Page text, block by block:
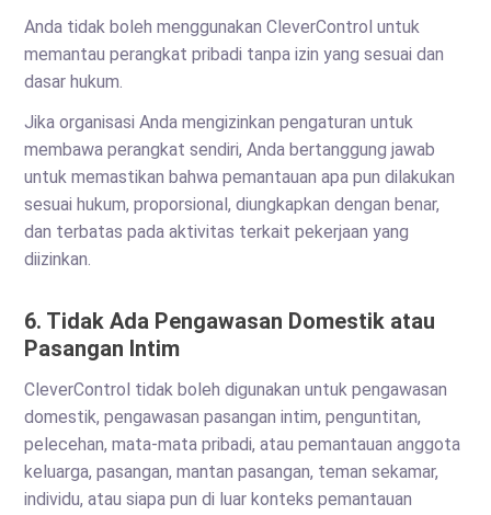
Anda tidak boleh menggunakan CleverControl untuk
memantau perangkat pribadi tanpa izin yang sesuai dan
dasar hukum.
Jika organisasi Anda mengizinkan pengaturan untuk
membawa perangkat sendiri, Anda bertanggung jawab
untuk memastikan bahwa pemantauan apa pun dilakukan
sesuai hukum, proporsional, diungkapkan dengan benar,
dan terbatas pada aktivitas terkait pekerjaan yang
diizinkan.
6. Tidak Ada Pengawasan Domestik atau
Pasangan Intim
CleverControl tidak boleh digunakan untuk pengawasan
domestik, pengawasan pasangan intim, penguntitan,
pelecehan, mata-mata pribadi, atau pemantauan anggota
keluarga, pasangan, mantan pasangan, teman sekamar,
individu, atau siapa pun di luar konteks pemantauan